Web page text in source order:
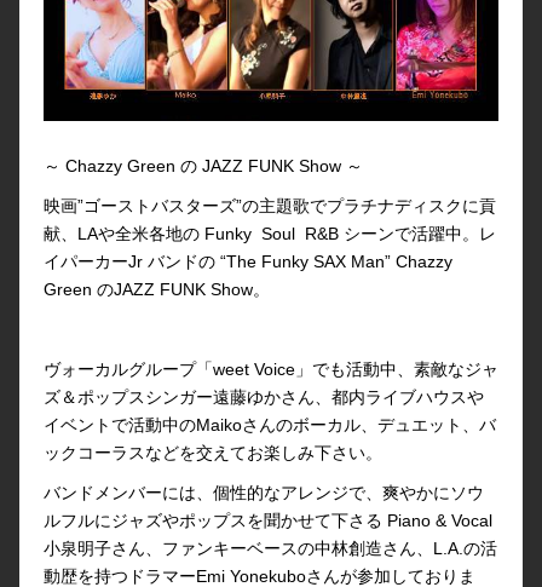
～ Chazzy Green の JAZZ FUNK Show ～
映画”ゴーストバスターズ”の主題歌でプラチナディスクに貢
献、LAや全米各地の Funky Soul R&B シーンで活躍中。レ
イパーカーJr バンドの “The Funky SAX Man” Chazzy
Green のJAZZ FUNK Show。
ヴォーカルグループ「weet Voice」でも活動中、素敵なジャ
ズ＆ポップスシンガー遠藤ゆかさん、都内ライブハウスや
イベントで活動中のMaikoさんのボーカル、デュエット、バ
ックコーラスなどを交えてお楽しみ下さい。
バンドメンバーには、個性的なアレンジで、爽やかにソウ
ルフルにジャズやポップスを聞かせて下さる Piano & Vocal
小泉明子さん、ファンキーベースの中林創造さん、L.A.の活
動歴を持つドラマーEmi Yonekuboさんが参加しておりま